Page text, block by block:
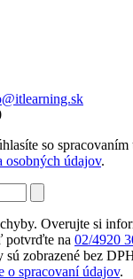
so
osobných údajov.
Overujte si
potvrďte na 02/4920
sú zobrazené bez
o spracovaní údajov.